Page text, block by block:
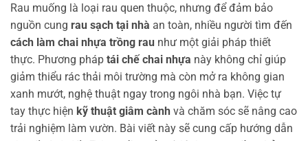
Rau muống là loại rau quen thuộc, nhưng để đảm bảo
nguồn cung rau sạch tại nhà an toàn, nhiều người tìm đến
cách làm chai nhựa trồng rau như một giải pháp thiết
thực. Phương pháp tái chế chai nhựa này không chỉ giúp
giảm thiểu rác thải môi trường mà còn mở ra không gian
xanh mướt, nghệ thuật ngay trong ngôi nhà bạn. Việc tự
tay thực hiện kỹ thuật giâm cành và chăm sóc sẽ nâng cao
trải nghiệm làm vườn. Bài viết này sẽ cung cấp hướng dẫn